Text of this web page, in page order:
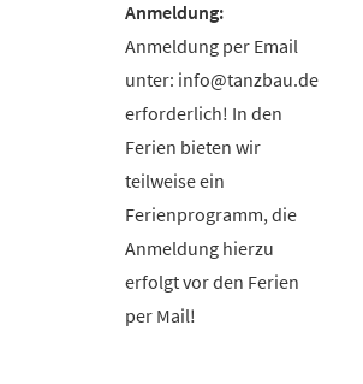
Anmeldung per Email
unter: info@tanzbau.de
erforderlich! In den
Ferien bieten wir
teilweise ein
Ferienprogramm, die
Anmeldung hierzu
erfolgt vor den Ferien
per Mail!